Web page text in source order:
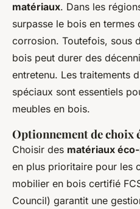
matériaux. Dans les
surpasse le bois en termes
corrosion. Toutefois, sous
bois peut durer des
entretenu. Les traitements
spéciaux sont essentiels
meubles en bois.
Optionnement de choix
Choisir des matériaux
en plus prioritaire pour les
mobilier en bois certifié
Council) garantit une